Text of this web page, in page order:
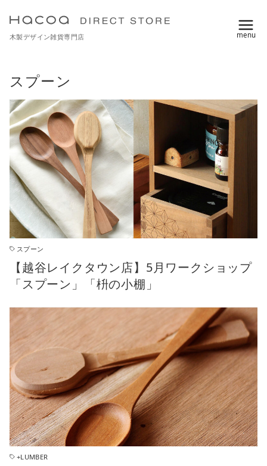
木製デザイン雑貨専門店
スプーン
スプーン
【越谷レイクタウン店】5月ワークショップ
「スプーン」「枡の小棚」
+LUMBER